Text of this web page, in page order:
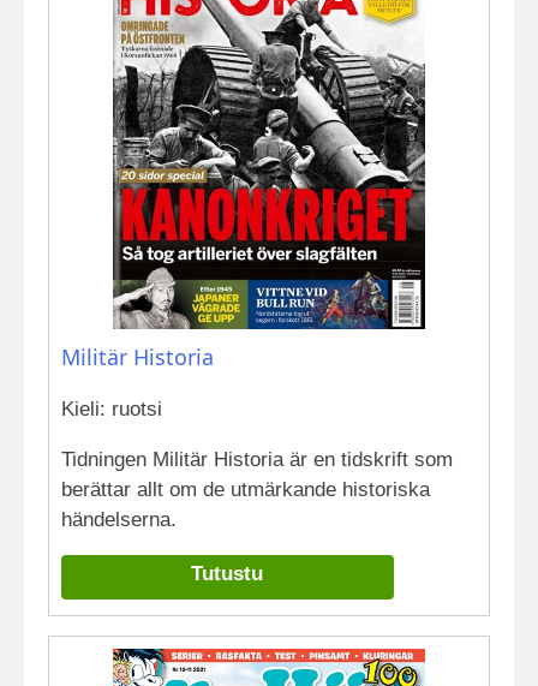
Militär Historia
Kieli: ruotsi
Tidningen Militär Historia är en tidskrift som
berättar allt om de utmärkande historiska
händelserna.
Tutustu